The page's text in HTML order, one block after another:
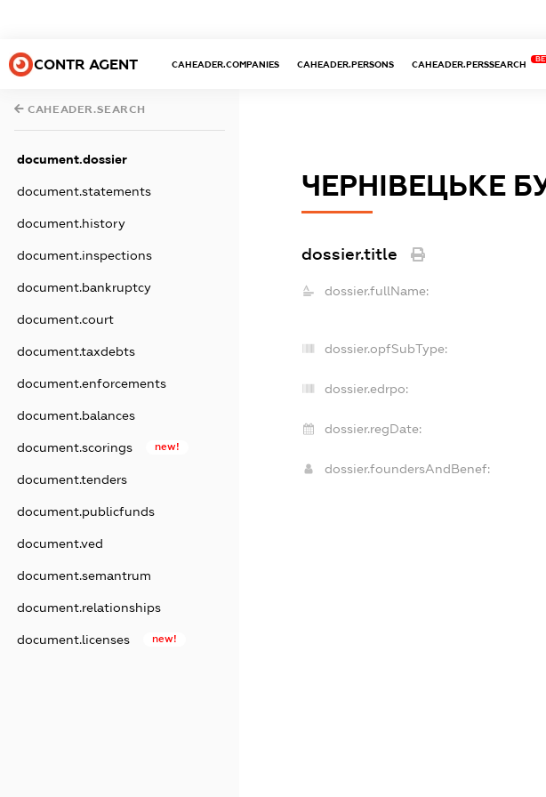
CONTR AGENT CAHEADER.COMPANIES CAHEADER.PERSONS CAHEADER.PERSSEARCH
CAHEADER.SEARCH
document.dossier
document.statements
document.history
document.inspections
document.bankruptcy
document.court
document.taxdebts
document.enforcements
document.balances
document.scorings new!
document.tenders
document.publicfunds
document.ved
document.semantrum
document.relationships
document.licenses new!
ЧЕРНІВЕЦЬКЕ
dossier.title
dossier.fullName:
dossier.opfSubType:
dossier.edrpo:
dossier.regDate:
dossier.foundersAndBenef: